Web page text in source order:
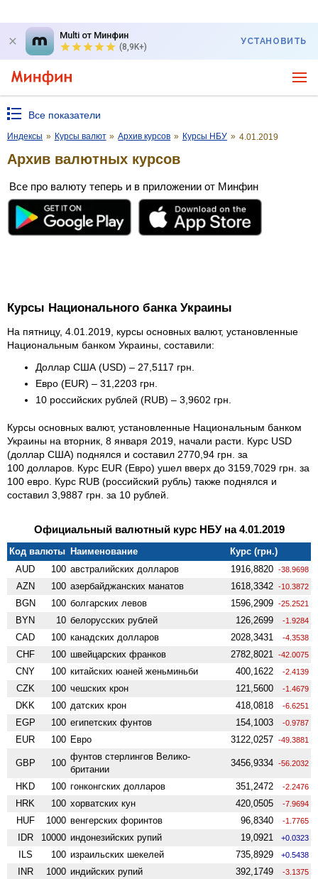
Multi от Минфин
(8,9K+)
УСТАНОВИТЬ
Все показатели
Индексы » Курсы валют » Архив курсов » Курсы НБУ » 4.01.2019
Архив валютных курсов
Все про валюту теперь и в приложении от Минфин
Курсы Национального банка Украины
На пятницу, 4.01.2019, курсы основных валют, установленные
Национальным банком Украины, составили:
Доллар США (USD) – 27,5117 грн.
Евро (EUR) – 31,2203 грн.
10 российских рублей (RUB) – 3,9602 грн.
Курсы основных валют, установленные Национальным банком
Украины на вторник, 8 января 2019, начали расти. Курс USD
(доллар США) поднялся и составил 2770,94 грн. за
100 долларов. Курс EUR (Евро) ушел вверх до 3159,7029 грн. за
100 евро. Курс RUB (российский рубль) также поднялся и
составил 3,9887 грн. за 10 рублей.
Официальный валютный курс НБУ на 4.01.2019
Код валюты Наименование
Курс (грн.)
AUD
100 австралийских долларов 1916,8820 -38.9698
AZN 100 азербайджанских манатов 1618,3342 -10.3872
BGN 100 болгарских левов 1596,2909 -25.2521
BYN 10 белорусских рублей 126,2699 -1.9284
CAD 100 канадских долларов 2028,3431 -4.3538
CHF 100 швейцарских франков 2782,8021 -42.0075
CNY 100 китайских юаней женьминьби 400,1622 -2.4139
CZK 100 чешских крон 121,5600 -1.4679
DKK 100 датских крон 418,0818 -6.6251
EGP 100 египетских фунтов 154,1003 -0.9787
EUR 100 Евро 3122,0257 -49.3881
GBP 100
фунтов стерлингов Велико­
британии
3456,9334 -56.2032
HKD 100 гонконгских долларов 351,2472 -2.2476
HRK 100 хорватских кун 420,0505 -7.9694
HUF 1000 венгерских форинтов 96,8340 -1.7765
IDR 10000 индонезийских рупий 19,0921 +0.0323
ILS 100 израильских шекелей 735,8929 +0.5438
INR 1000 индийских рупий 392,1749 -3.1375